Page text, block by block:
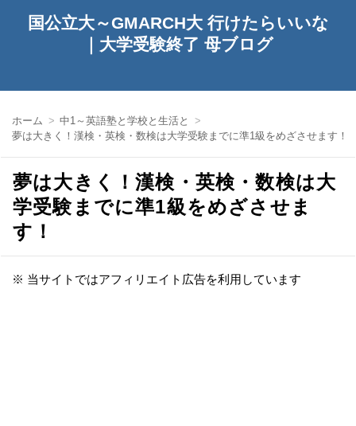
国公立大～GMARCH大 行けたらいいな
｜大学受験終了 母ブログ
ホーム
中1～英語塾と学校と生活と
夢は大きく！漢検・英検・数検は大学受験までに準1級をめざさせます！
夢は大きく！漢検・英検・数検は大
学受験までに準1級をめざさせま
す！
※ 当サイトではアフィリエイト広告を利用しています